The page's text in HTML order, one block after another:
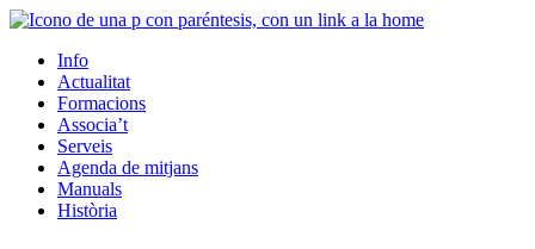
Info
Actualitat
Formacions
Associa’t
Serveis
Agenda de mitjans
Manuals
Història